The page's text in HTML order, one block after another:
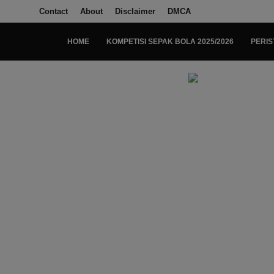
Contact About Disclaimer DMCA
HOME KOMPETISI SEPAK BOLA 2025/2026